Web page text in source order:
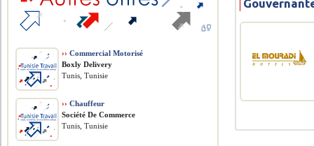
›› Commercial Motorisé
Boxly Delivery
Tunis, Tunisie
›› Chauffeur
Société De Commerce
Tunis, Tunisie